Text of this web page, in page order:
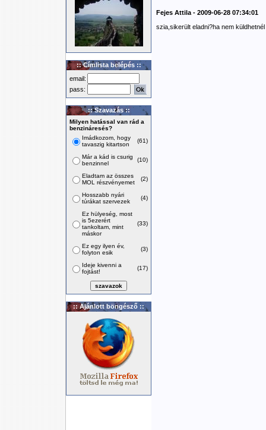
:: Címlista belépés ::
email:
pass:
:: Szavazás ::
Milyen hatással van rád a
benzináresés?
Imádkozom, hogy
tavaszig kitartson
(61)
Már a kád is csurig
benzinnel
(10)
Eladtam az összes
MOL részvényemet
(2)
Hosszabb nyári
túrákat szervezek
(4)
Ez hülyeség, most
is 5ezerért
tankoltam, mint
máskor
(33)
Ez egy ilyen év,
folyton esik
(3)
Ideje kivenni a
fojtást!
(17)
:: Ajánlott böngésző ::
Fejes Attila - 2009-06-28 07:34:01
szia,sikerült eladni?ha nem